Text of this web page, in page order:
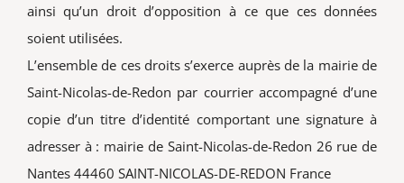
ainsi qu’un droit d’opposition à ce que ces données
soient utilisées.
L’ensemble de ces droits s’exerce auprès de la mairie de
Saint-Nicolas-de-Redon par courrier accompagné d’une
copie d’un titre d’identité comportant une signature à
adresser à : mairie de Saint-Nicolas-de-Redon 26 rue de
Nantes 44460 SAINT-NICOLAS-DE-REDON France